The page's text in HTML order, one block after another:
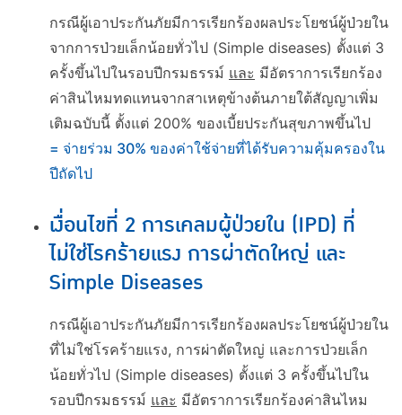
กรณีผู้เอาประกันภัยมีการเรียกร้องผลประโยชน์ผู้ป่วยใน
จากการป่วยเล็กน้อยทั่วไป (Simple diseases) ตั้งแต่ 3
ครั้งขึ้นไปในรอบปีกรมธรรม์ และ มีอัตราการเรียกร้อง
ค่าสินไหมทดแทนจากสาเหตุข้างต้นภายใต้สัญญาเพิ่ม
เติมฉบับนี้ ตั้งแต่ 200% ของเบี้ยประกันสุขภาพขึ้นไป
= จ่ายร่วม 30% ของค่าใช้จ่ายที่ได้รับความคุ้มครองใน
ปีถัดไป
เงื่อนไขที่ 2 การเคลมผู้ป่วยใน (IPD) ที่
ไม่ใช่โรคร้ายแรง การผ่าตัดใหญ่ และ
Simple Diseases
กรณีผู้เอาประกันภัยมีการเรียกร้องผลประโยชน์ผู้ป่วยใน
ที่ไม่ใช่โรคร้ายแรง, การผ่าตัดใหญ่ และการป่วยเล็ก
น้อยทั่วไป (Simple diseases) ตั้งแต่ 3 ครั้งขึ้นไปใน
รอบปีกรมธรรม์ และ มีอัตราการเรียกร้องค่าสินไหม